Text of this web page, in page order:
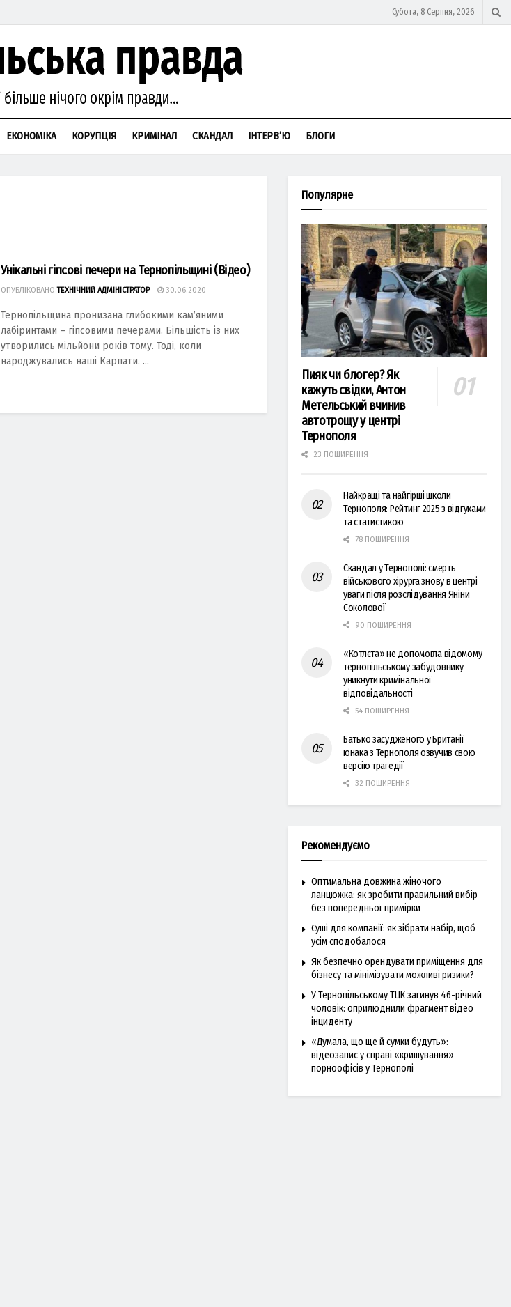
Субота, 8 Серпня, 2026
ЕКОНОМІКА КОРУПЦІЯ КРИМІНАЛ СКАНДАЛ ІНТЕРВ’Ю БЛОГИ
Унікальні гіпсові печери на Тернопільщині (Відео)
ОПУБЛІКОВАНО ТЕХНІЧНИЙ АДМІНІСТРАТОР 30.06.2020
Тернопільщина пронизана глибокими кам’яними
лабіринтами – гіпсовими печерами. Більшість із них
утворились мільйони років тому. Тоді, коли
народжувались наші Карпати. ...
Популярне
Пияк чи блогер? Як
кажуть свідки, Антон
Метельський вчинив
автотрощу у центрі
Тернополя
23 ПОШИРЕННЯ
Найкращі та найгірші школи
Тернополя: Рейтинг 2025 з відгуками
та статистикою
78 ПОШИРЕННЯ
Скандал у Тернополі: смерть
військового хірурга знову в центрі
уваги після розслідування Яніни
Соколової
90 ПОШИРЕННЯ
«Котлєта» не допомогла відомому
тернопільському забудовнику
уникнути кримінальної
відповідальності
54 ПОШИРЕННЯ
Батько засудженого у Британії
юнака з Тернополя озвучив свою
версію трагедії
32 ПОШИРЕННЯ
Рекомендуємо
Оптимальна довжина жіночого
ланцюжка: як зробити правильний вибір
без попередньої примірки
Суші для компанії: як зібрати набір, щоб
усім сподобалося
Як безпечно орендувати приміщення для
бізнесу та мінімізувати можливі ризики?
У Тернопільському ТЦК загинув 46-річний
чоловік: оприлюднили фрагмент відео
інциденту
«Думала, що ще й сумки будуть»:
відеозапис у справі «кришування»
порноофісів у Тернополі